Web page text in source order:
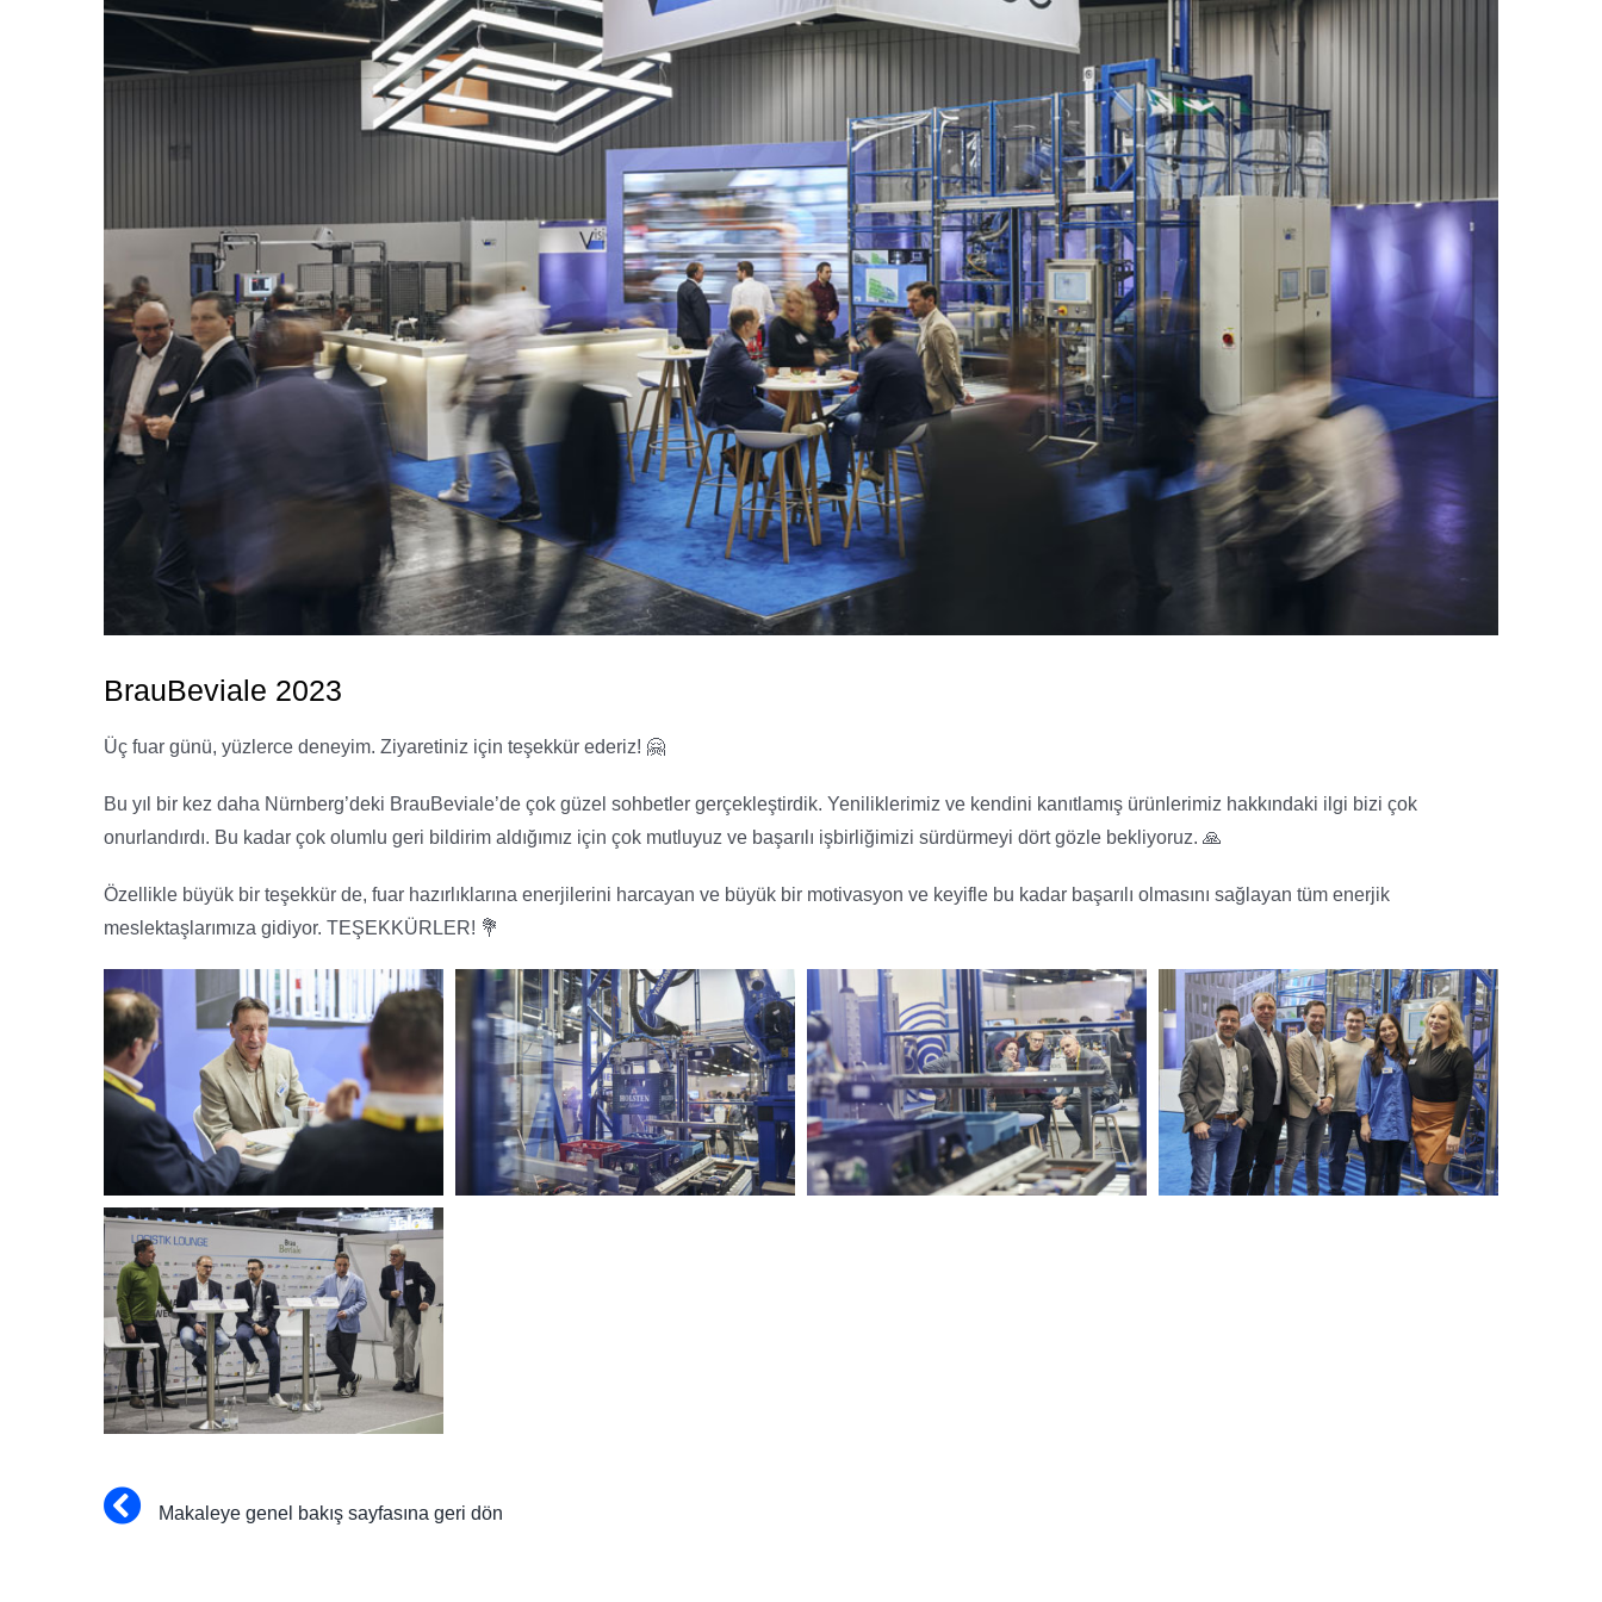
BrauBeviale 2023
Üç fuar günü, yüzlerce deneyim. Ziyaretiniz için teşekkür ederiz! 🤗
Bu yıl bir kez daha Nürnberg’deki BrauBeviale’de çok güzel sohbetler gerçekleştirdik. Yeniliklerimiz ve kendini kanıtlamış ürünlerimiz hakkındaki ilgi bizi çok
onurlandırdı. Bu kadar çok olumlu geri bildirim aldığımız için çok mutluyuz ve başarılı işbirliğimizi sürdürmeyi dört gözle bekliyoruz. 🙏
Özellikle büyük bir teşekkür de, fuar hazırlıklarına enerjilerini harcayan ve büyük bir motivasyon ve keyifle bu kadar başarılı olmasını sağlayan tüm enerjik
meslektaşlarımıza gidiyor. TEŞEKKÜRLER! 💐
Makaleye genel bakış sayfasına geri dön